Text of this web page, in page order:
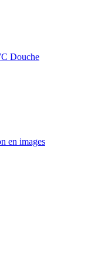
Douche
en images